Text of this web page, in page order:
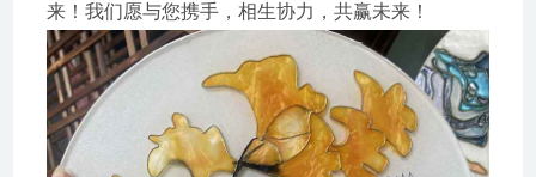
来！我们愿与您携手，相生协力，共赢未来！